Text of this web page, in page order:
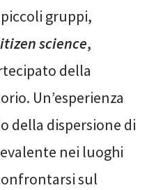
gruppi,
science,
della
Un’esperienza
della dispersione di
nei luoghi
sul